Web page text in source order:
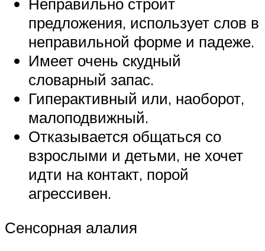
Неправильно строит
предложения, использует слов в
неправильной форме и падеже.
Имеет очень скудный
словарный запас.
Гиперактивный или, наоборот,
малоподвижный.
Отказывается общаться со
взрослыми и детьми, не хочет
идти на контакт, порой
агрессивен.
Сенсорная алалия